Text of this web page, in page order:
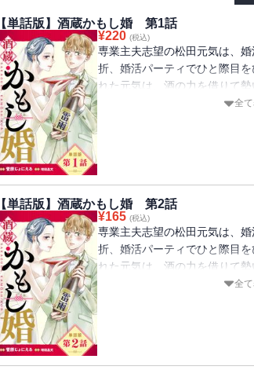
【単話版】酒蔵かもし婚 第1話
¥220 (税込)
専業主夫志望の松田元気は、
折、婚活パーティでひと際目
れた元気は、酒の力を借りて
い元気はそのまま気絶してし
全
【単話版】酒蔵かもし婚 第2話
¥165 (税込)
専業主夫志望の松田元気は、
折、婚活パーティでひと際目
れた元気は、酒の力を借りて
い元気はそのまま気絶してし
全